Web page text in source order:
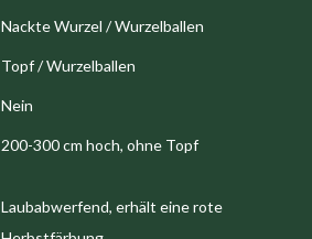
Nackte Wurzel / Wurzelballen
Topf / Wurzelballen
Nein
200-300 cm hoch, ohne Topf
Laubabwerfend, erhält eine rote